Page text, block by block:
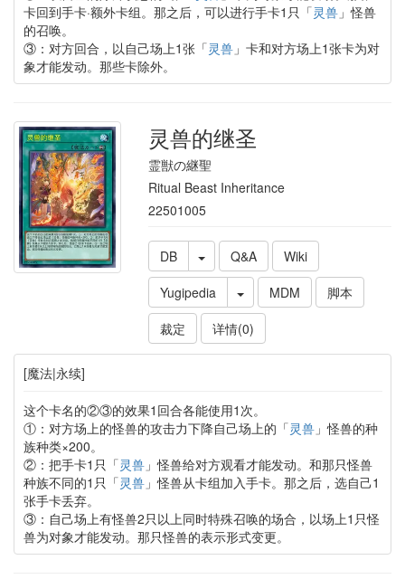
卡回到手卡·额外卡组。那之后，可以进行手卡1只「灵兽」怪兽
的召唤。
③：对方回合，以自己场上1张「灵兽」卡和对方场上1张卡为对
象才能发动。那些卡除外。
灵兽的继圣
霊獣の継聖
Ritual Beast Inheritance
22501005
DB Q&A
Wiki
Yugipedia
MDM
脚本
裁定
详情(0)
[魔法|永续]
这个卡名的②③的效果1回合各能使用1次。
①：对方场上的怪兽的攻击力下降自己场上的「灵兽」怪兽的种
族种类×200。
②：把手卡1只「灵兽」怪兽给对方观看才能发动。和那只怪兽
种族不同的1只「灵兽」怪兽从卡组加入手卡。那之后，选自己1
张手卡丢弃。
③：自己场上有怪兽2只以上同时特殊召唤的场合，以场上1只怪
兽为对象才能发动。那只怪兽的表示形式变更。